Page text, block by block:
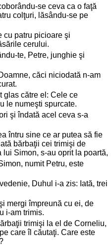
se ceva ca o faţă
colţuri, lăsându-se pe
cu patru picioare şi
cerului.
te, Petre, junghie şi
căci niciodată n-am
glas către el: Cele ce
le numeşti spurcate.
şi îndată acel ceva s-a
întru sine ce ar putea să fie
bărbaţii cei trimişi de
Simon, s-au oprit la poartă,
numit Petru, este
Duhul i-a zis: Iată, trei
mergi împreună cu ei, de
i-am trimis.
trimişi la el de Corneliu,
care îl căutaţi. Care este